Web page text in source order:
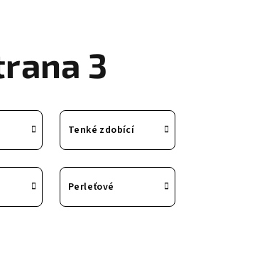
3
Tenké zdobící
Perleťové